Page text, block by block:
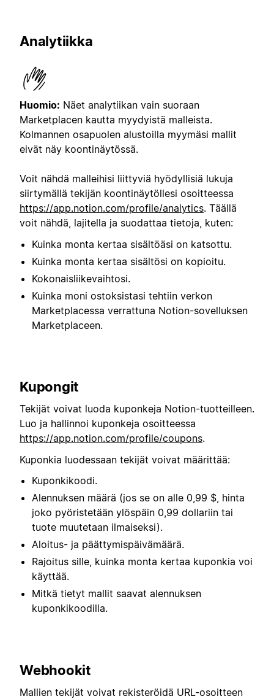
Analytiikka
Huomio: Näet analytiikan vain suoraan
Marketplacen kautta myydyistä malleista.
Kolmannen osapuolen alustoilla myymäsi mallit
eivät näy koontinäytössä.
Voit nähdä malleihisi liittyviä hyödyllisiä lukuja
siirtymällä tekijän koontinäytöllesi osoitteessa
https://app.notion.com/profile/analytics. Täällä
voit nähdä, lajitella ja suodattaa tietoja, kuten:
Kuinka monta kertaa sisältöäsi on katsottu.
Kuinka monta kertaa sisältösi on kopioitu.
Kokonaisliikevaihtosi.
Kuinka moni ostoksistasi tehtiin verkon
Marketplacessa verrattuna Notion-sovelluksen
Marketplaceen.
Kupongit
Tekijät voivat luoda kuponkeja Notion-tuotteilleen.
Luo ja hallinnoi kuponkeja osoitteessa
https://app.notion.com/profile/coupons.
Kuponkia luodessaan tekijät voivat määrittää:
Kuponkikoodi.
Alennuksen määrä (jos se on alle 0,99 $, hinta
joko pyöristetään ylöspäin 0,99 dollariin tai
tuote muutetaan ilmaiseksi).
Aloitus- ja päättymispäivämäärä.
Rajoitus sille, kuinka monta kertaa kuponkia voi
käyttää.
Mitkä tietyt mallit saavat alennuksen
kuponkikoodilla.
Webhookit
Mallien tekijät voivat rekisteröidä URL-osoitteen